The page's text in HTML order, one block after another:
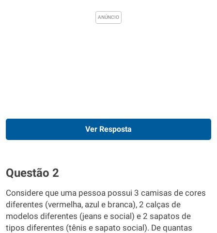
Ver Resposta
Questão 2
Considere que uma pessoa possui 3 camisas de cores
diferentes (vermelha, azul e branca), 2 calças de
modelos diferentes (jeans e social) e 2 sapatos de
tipos diferentes (tênis e sapato social). De quantas